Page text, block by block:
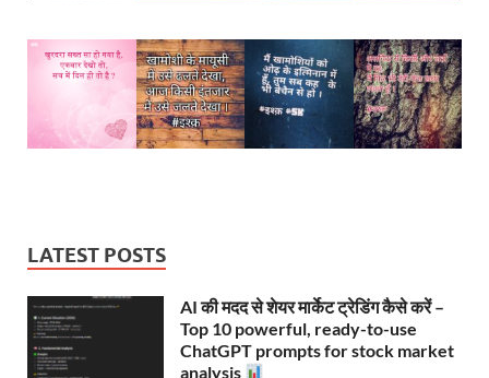
LATEST POSTS
AI की मदद से शेयर मार्केट ट्रेडिंग कैसे करें –
Top 10 powerful, ready-to-use
ChatGPT prompts for stock market
analysis